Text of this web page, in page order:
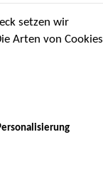
Portfolio
setzen wir
Arten von Cookies